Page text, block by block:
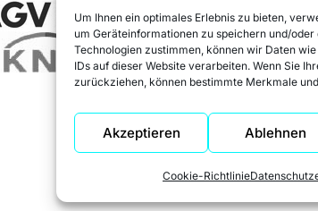
Um Ihnen ein optimales Erlebnis zu bieten,
um Geräteinformationen zu speichern und/
Technologien zustimmen, können wir Daten
IDs auf dieser Website verarbeiten. Wenn Sie
zurückziehen, können bestimmte Merkmale
Akzeptieren Ablehnen
Cookie-Richtlinie